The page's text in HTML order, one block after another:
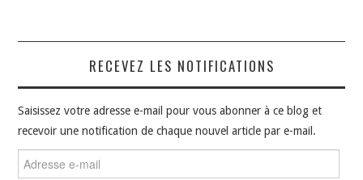
RECEVEZ LES NOTIFICATIONS
Saisissez votre adresse e-mail pour vous abonner à ce blog et
recevoir une notification de chaque nouvel article par e-mail.
e-